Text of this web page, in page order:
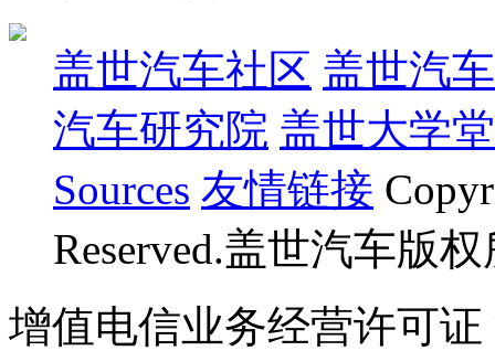
盖世汽车社区 盖世汽
汽车研究院 盖世大学堂
Sources 友情链接
Reserved.盖世汽车版
增值电信业务经营许可证